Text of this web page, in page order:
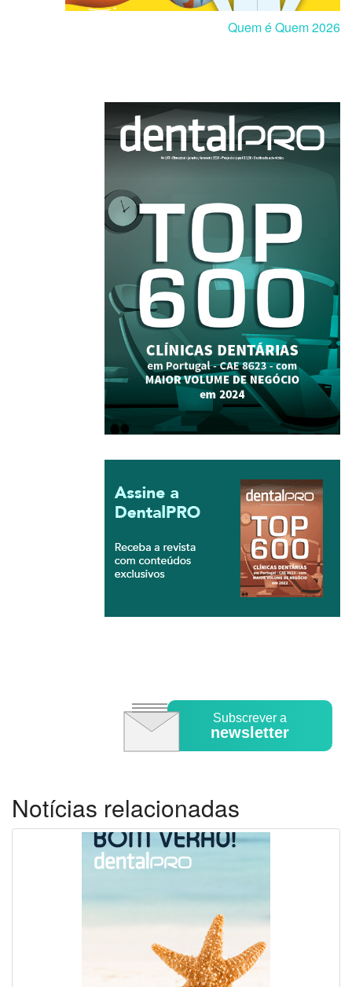
Quem é Quem 2026
Subscrever a
newsletter
Notícias relacionadas